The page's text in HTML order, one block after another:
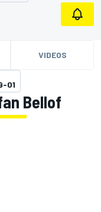
VIDEOS
01
Bellof